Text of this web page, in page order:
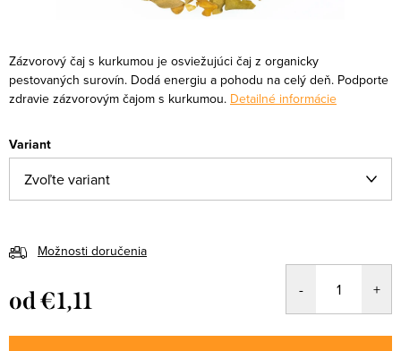
Zázvorový čaj s kurkumou je osviežujúci čaj z organicky
pestovaných surovín. Dodá energiu a pohodu na celý deň. Podporte
zdravie zázvorovým čajom s kurkumou. Detailné informácie
Variant
Možnosti doručenia
od€1,11
cena: